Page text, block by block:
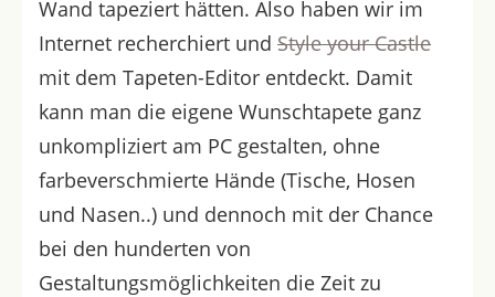
Wand tapeziert hätten. Also haben wir im
Internet recherchiert und Style your Castle
mit dem Tapeten-Editor entdeckt. Damit
kann man die eigene Wunschtapete ganz
unkompliziert am PC gestalten, ohne
farbeverschmierte Hände (Tische, Hosen
und Nasen..) und dennoch mit der Chance
bei den hunderten von
Gestaltungsmöglichkeiten die Zeit zu